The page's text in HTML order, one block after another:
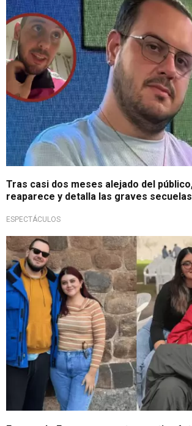
Tras casi dos meses alejado del
reaparece y detalla las graves
ESPECTÁCULOS
Enternecedor momento